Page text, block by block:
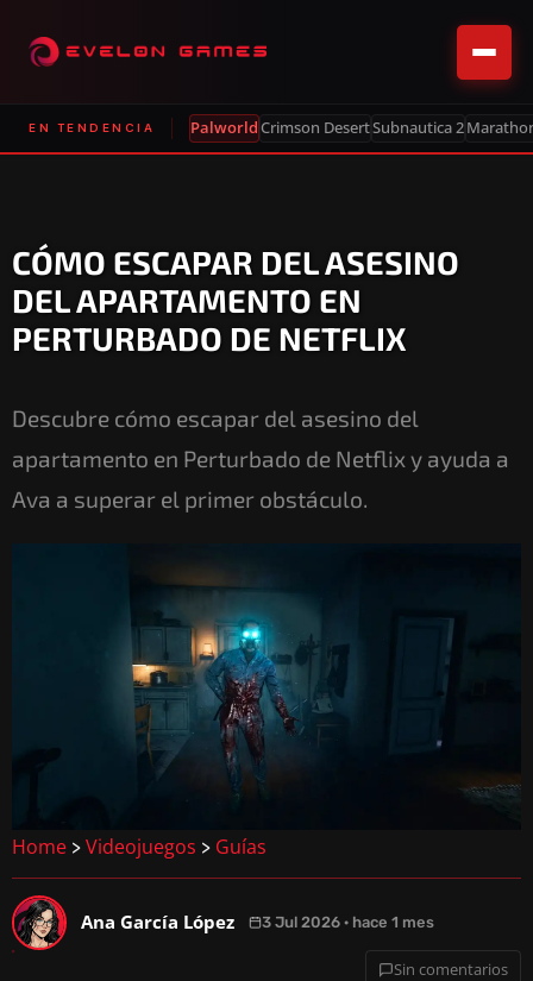
EN TENDENCIA PalworldCrimson DesertSubnautica 2
CÓMO ESCAPAR DEL ASESINO
DEL APARTAMENTO EN
PERTURBADO DE NETFLIX
Descubre cómo escapar del asesino del
apartamento en Perturbado de Netflix y ayuda a
Ava a superar el primer obstáculo.
Home > Videojuegos > Guías
Ana García López 3 Jul 2026 · hace 1 mes
Sin comentarios